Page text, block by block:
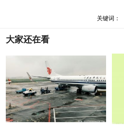
关键词：
大家还在看